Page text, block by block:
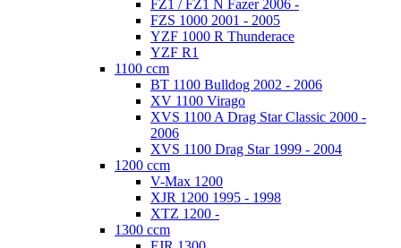
FZ1 / FZ1 N Fazer 2006 -
FZS 1000 2001 - 2005
YZF 1000 R Thunderace
YZF R1
1100 ccm
BT 1100 Bulldog 2002 - 2006
XV 1100 Virago
XVS 1100 A Drag Star Classic 2000 -
2006
XVS 1100 Drag Star 1999 - 2004
1200 ccm
V-Max 1200
XJR 1200 1995 - 1998
XTZ 1200 -
1300 ccm